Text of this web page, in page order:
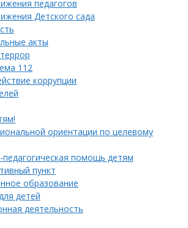
педагогов
Детского сада
акты
112
коррупции
ориентации по целевому
педагогическая помощь детям
пункт
образование
детей
деятельность